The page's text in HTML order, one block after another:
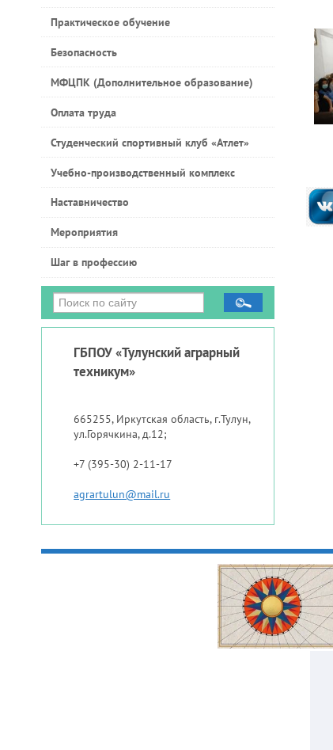
Практическое обучение
Безопасность
МФЦПК (Дополнительное образование)
Оплата труда
Студенческий спортивный клуб «Атлет»
Учебно-производственный комплекс
Наставничество
Мероприятия
Шаг в профессию
ГБПОУ «Тулунский аграрный
техникум»
665255, Иркутская область, г.Тулун,
ул.Горячкина, д.12;
+7 (395-30) 2-11-17
agrartulun@mail.ru